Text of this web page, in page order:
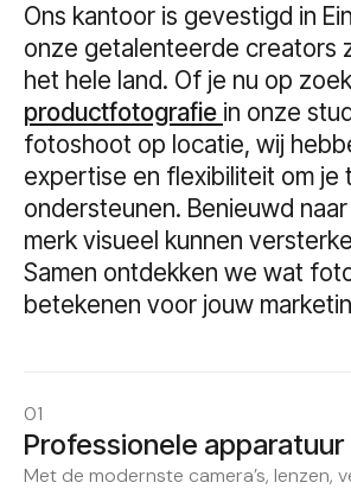
Ons kantoor is gevestigd in
onze getalenteerde creators
het hele land. Of je nu op
productfotografie in onze
fotoshoot op locatie, wij
expertise en flexibiliteit om je
ondersteunen. Benieuwd
merk visueel kunnen
Samen ontdekken we wat
betekenen voor jouw
01
Professionele apparatuur
Met de modernste camera’s, lenzen,